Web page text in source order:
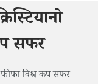
सफर
फीफा विश्व कप सफर